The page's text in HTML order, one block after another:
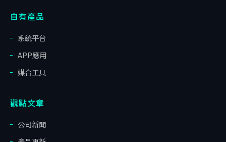
自有產品
系統平台
APP應用
媒合工具
觀點文章
公司新聞